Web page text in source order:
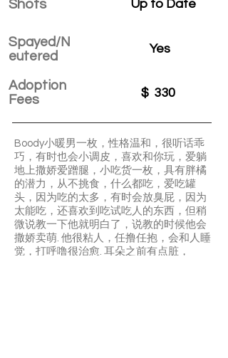
Shots
Spayed/N
eutered
Adoption
Fees
Up to Date
Yes
$ 330
Boody小暖男一枚，性格温和，很听话乖
巧，有时也会小调皮，喜欢和你玩，爱躺
地上撒娇爱蹭腿，小吃货一枚，具有胖橘
的潜力，从不挑食，什么都吃，爱吃罐
头，因为吃的太多，有时会放臭屁，因为
太能吃，还喜欢到吃试吃人的东西，但稍
微说教一下他就明白了，说教的时候他会
撒娇卖萌. 他很粘人，任撸任抱，会和人睡
觉，打呼噜很治愈. 耳朵之前有点脏，